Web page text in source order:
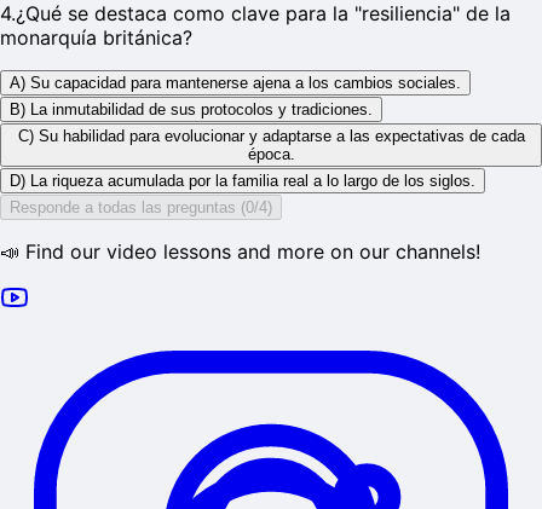
4.¿Qué se destaca como clave para la "resiliencia" de la
monarquía británica?
A) Su capacidad para mantenerse ajena a los cambios sociales.
B) La inmutabilidad de sus protocolos y tradiciones.
C) Su habilidad para evolucionar y adaptarse a las expectativas de cada
época.
D) La riqueza acumulada por la familia real a lo largo de los siglos.
Responde a todas las preguntas (0/4)
📣 Find our video lessons and more on our channels!